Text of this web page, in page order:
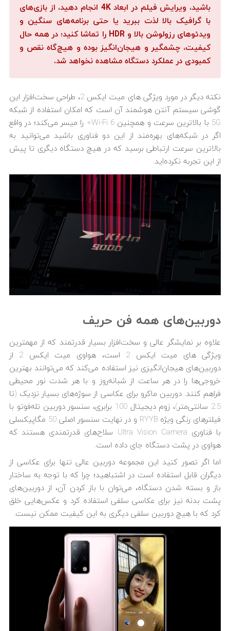
باشید، ویرایش فیلم در ابعاد 4K انجام دهید، از بازی‌های
با گرافیک بالا لذت ببرید یا حتی برنامه‌های سنگین و
ویدئوهای رزولوشن بالا و HDR را تماشا کنید؛ در همه حال
کیفیت، چشمگیر و هیجان‌انگیز بوده و هیچ‌گاه نقص و
کمبودی در عملکرد دستگاه مشاهده نخواهد شد.
نکته دیگر در مورد ویژگی های میت ایکس 2، طراحی سخت‌افزار این
گوشی سیستم آنتن هوشمند آن است که امکان استفاده از شبکه
5G با بالاترین سرعت و همچنین Wi-Fi 6+ را میسر می‌کند؛ در واقع
اگر در شبکه‌های بهره‌مند از این دو فناوری باشید می‌توانید به
بالاترین سرعت ارتباطی برسید که در هیچ دستگاه دیگری تا پیش
از این تجربه نکرده‌اید.
دوربین‌های همه فن حریف
علاوه بر نمایشگر عالی و سخت‌افزار بسیار قدرتمند که از مهمترین
ویژگی های میت ایکس 2 است، هواوی میت ایکس 2 از
دوربین‌های هیجان‌انگیزی نیز استفاده می‌کند که می‌توانند بهترین
خروجی‌ها را در هر ساعت از شبانه‌روز و با هر شدت نور محیطی
فراهم کنند. دوربین ماکرو برای عکاسی از سوژه‌های بسیار نزدیک (تا
2.5 سانتی‌متر)، زوم دیجیتال 100 برابری، سنسور دوربین تله‌‎فوتو با
فیلترهای رنگی ویژه RYYB و در نهایت سنسور اصلی 50 مگاپیکسلی
با فناوری Ultra Vision Camera سلاح‌های قدرتمندی هستند که
هواوی در پشت دستگاه جای داده است.
اما اگر تصور کنید این مجموعه دوربین عالی تنها برای عکاسی از
دیگران قابل استفاده است در اشتباهید؛ چرا که با توجه به ساختار
باز و بسته شدن دستگاه، می‌توان با باز کردن آن، از دوربین‌های
پشت بدنه نیز برای عکاسی سلفی استفاده کرد و عکس‌هایی خلق
کرد که با هیچ دوربین سلفی دیگری به این کیفیت ممکن نیست.